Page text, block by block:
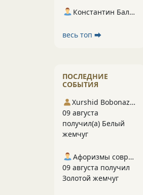
Константин Балухта
весь топ ⮕
ПОСЛЕДНИЕ
СОБЫТИЯ
Xurshid Bobonazarov
09 августа
получил(а) Белый
жемчуг
Афоризмы современников
09 августа получил
Золотой жемчуг